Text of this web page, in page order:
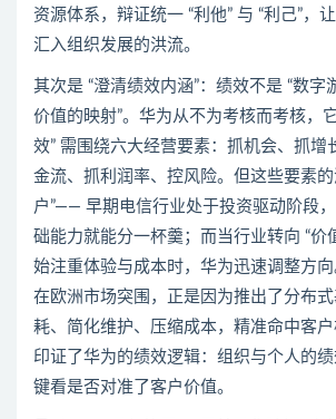
资源体系，辩证统一 “利他” 与 “利己”，
汇入组织发展的洪流。
其次是 “澄清绩效内涵”：绩效不是 “数字
价值的映射”。华为从不为考核而考核，
效” 需围绕六大经营要素：抓机会、抓增
金流、抓利润率、控风险。但这些要素的
户”—— 早期电信行业处于投资驱动阶段
础能力就能分一杯羹；而当行业转向 “价
始注重体验与成本时，华为迅速调整方
在欧洲市场突围，正是因为推出了分布
耗、简化维护、压缩成本，精准命中客
印证了华为的绩效逻辑：组织与个人的
键看是否对准了客户价值。